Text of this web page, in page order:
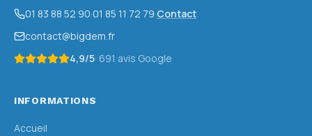
01 83 88 52 90·01 85 11 72 79·Contact
contact@bigdem.fr
4,9/5· 691 avis Google
INFORMATIONS
Accueil